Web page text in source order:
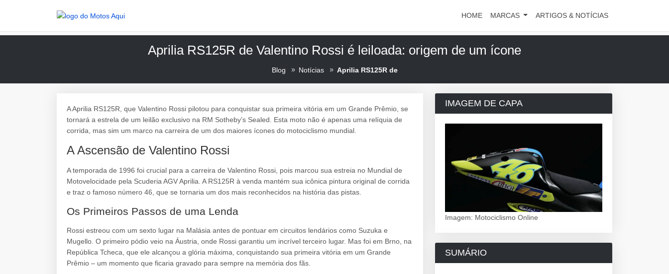
HOME MARCAS ARTIGOS & NOTÍCIAS
Aprilia RS125R de Valentino Rossi é leiloada: origem de um ícone
Blog Notícias Aprilia RS125R de
A Aprilia RS125R, que Valentino Rossi pilotou para conquistar sua primeira vitória em um Grande Prêmio, se
tornará a estrela de um leilão exclusivo na RM Sotheby’s Sealed. Esta moto não é apenas uma relíquia de
corrida, mas sim um marco na carreira de um dos maiores ícones do motociclismo mundial.
A Ascensão de Valentino Rossi
A temporada de 1996 foi crucial para a carreira de Valentino Rossi, pois marcou sua estreia no Mundial de
Motovelocidade pela Scuderia AGV Aprilia. A RS125R à venda mantém sua icônica pintura original de corrida
e traz o famoso número 46, que se tornaria um dos mais reconhecidos na história das pistas.
Os Primeiros Passos de uma Lenda
Rossi estreou com um sexto lugar na Malásia antes de pontuar em circuitos lendários como Suzuka e
Mugello. O primeiro pódio veio na Áustria, onde Rossi garantiu um incrível terceiro lugar. Mas foi em Brno, na
República Tcheca, que ele alcançou a glória máxima, conquistando sua primeira vitória em um Grande
Prêmio – um momento que ficaria gravado para sempre na memória dos fãs.
IMAGEM DE CAPA
Imagem: Motociclismo Online
SUMÁRIO